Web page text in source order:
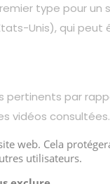
type pour
Unis), qui
par
vidéos consultées.